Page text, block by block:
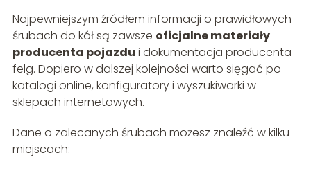
Najpewniejszym źródłem informacji o prawidłowych
śrubach do kół są zawsze oficjalne materiały
producenta pojazdu i dokumentacja producenta
felg. Dopiero w dalszej kolejności warto sięgać po
katalogi online, konfiguratory i wyszukiwarki w
sklepach internetowych.
Dane o zalecanych śrubach możesz znaleźć w kilku
miejscach: